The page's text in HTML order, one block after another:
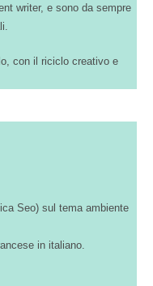
writer, e sono da sempre
con il riciclo creativo e
Seo) sul tema ambiente
in italiano.